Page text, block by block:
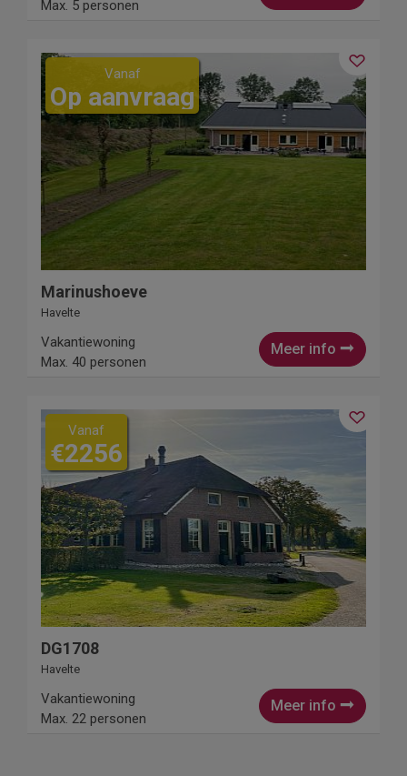
Max. 5 personen
Vanaf
Op aanvraag
Marinushoeve
Havelte
Meer info
Vakantiewoning
Max. 40 personen
Vanaf
€2256
DG1708
Havelte
Meer info
Vakantiewoning
Max. 22 personen